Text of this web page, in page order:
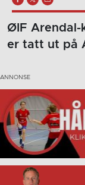
ØIF Arendal-
er tatt ut på